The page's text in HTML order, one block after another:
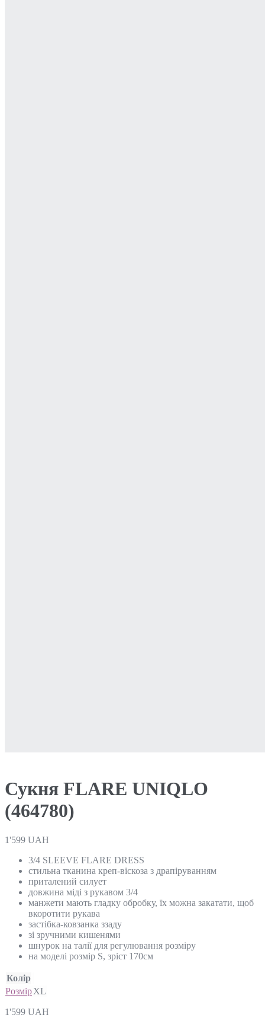
Сукня FLARE UNIQLO
(464780)
1'599 UAH
3/4 SLEEVE FLARE DRESS
стильна тканина креп-віскоза з драпіруванням
приталений силует
довжина міді з рукавом 3/4
манжети мають гладку обробку, їх можна закатати, щоб
вкоротити рукава
застібка-ковзанка ззаду
зі зручними кишенями
шнурок на талії для регулювання розміру
на моделі розмір S, зріст 170см
Колір
РозмірXL
1'599 UAH